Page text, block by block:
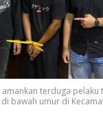
amankan terduga
bawah umur di